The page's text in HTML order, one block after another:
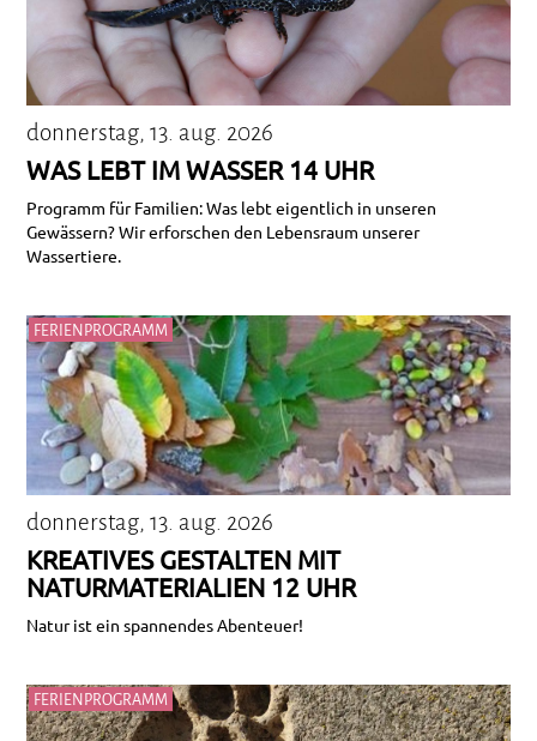
donnerstag, 13. aug. 2026
WAS LEBT IM WASSER 14 UHR
Programm für Familien: Was lebt eigentlich in unseren
Gewässern? Wir erforschen den Lebensraum unserer
Wassertiere.
FERIENPROGRAMM
donnerstag, 13. aug. 2026
KREATIVES GESTALTEN MIT
NATURMATERIALIEN 12 UHR
Natur ist ein spannendes Abenteuer!
FERIENPROGRAMM